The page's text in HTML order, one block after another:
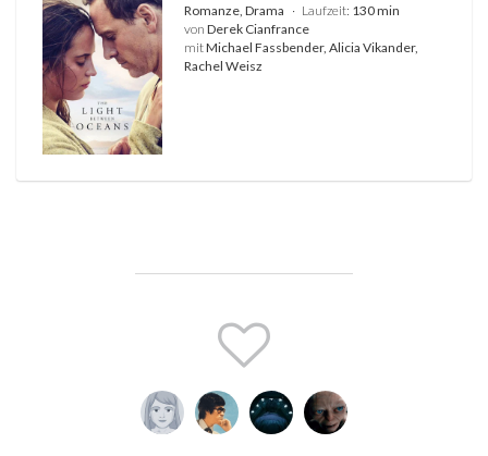
Romanze, Drama Laufzeit: 130 min
von Derek Cianfrance
mitMichael Fassbender, Alicia Vikander,
Rachel Weisz